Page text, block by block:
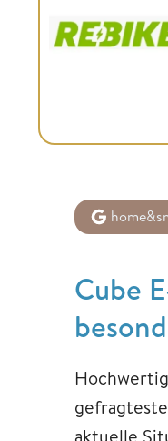
Cube
aktuelle